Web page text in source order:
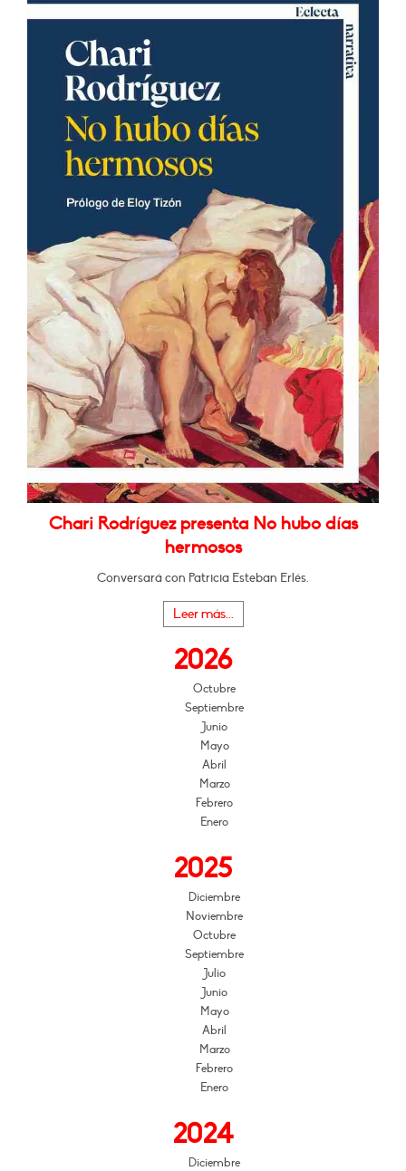
Chari Rodríguez presenta No hubo días
hermosos
Conversará con Patricia Esteban Erlés.
Leer más...
2026
Octubre
Septiembre
Junio
Mayo
Abril
Marzo
Febrero
Enero
2025
Diciembre
Noviembre
Octubre
Septiembre
Julio
Junio
Mayo
Abril
Marzo
Febrero
Enero
2024
Diciembre